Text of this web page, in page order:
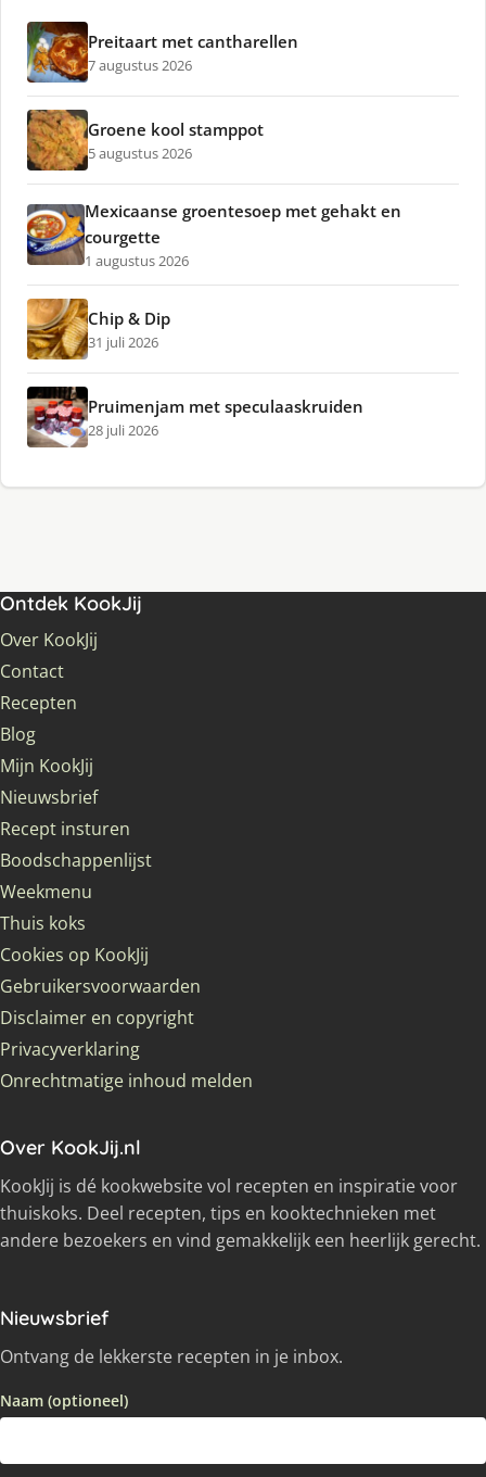
Preitaart met cantharellen
7 augustus 2026
Groene kool stamppot
5 augustus 2026
Mexicaanse groentesoep met gehakt en
courgette
1 augustus 2026
Chip & Dip
31 juli 2026
Pruimenjam met speculaaskruiden
28 juli 2026
Ontdek KookJij
Over KookJij
Contact
Recepten
Blog
Mijn KookJij
Nieuwsbrief
Recept insturen
Boodschappenlijst
Weekmenu
Thuis koks
Cookies op KookJij
Gebruikersvoorwaarden
Disclaimer en copyright
Privacyverklaring
Onrechtmatige inhoud melden
Over KookJij.nl
KookJij is dé kookwebsite vol recepten en inspiratie voor
thuiskoks. Deel recepten, tips en kooktechnieken met
andere bezoekers en vind gemakkelijk een heerlijk gerecht.
Nieuwsbrief
Ontvang de lekkerste recepten in je inbox.
Naam (optioneel)